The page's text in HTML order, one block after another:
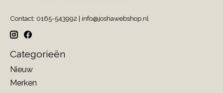
Contact: 0165-543992 | info@joshawebshop.nl
Categorieën
Nieuw
Merken